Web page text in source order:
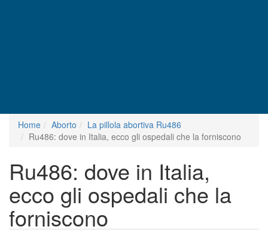
Home Aborto
La pillola abortiva Ru486
Ru486: dove in Italia, ecco gli ospedali che la forniscono
Ru486: dove in Italia,
ecco gli ospedali che la
forniscono